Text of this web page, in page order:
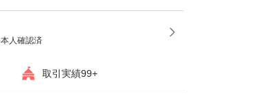
本人確認済
取引実績99+